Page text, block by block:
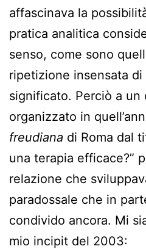
affascinava la
pratica analitica
senso, come sono
ripetizione insensata
significato. Perciò a un
organizzato in
freudiana di Roma dal
una terapia efficace?”
relazione che
paradossale che in
condivido ancora. Mi
mio incipit del 2003: